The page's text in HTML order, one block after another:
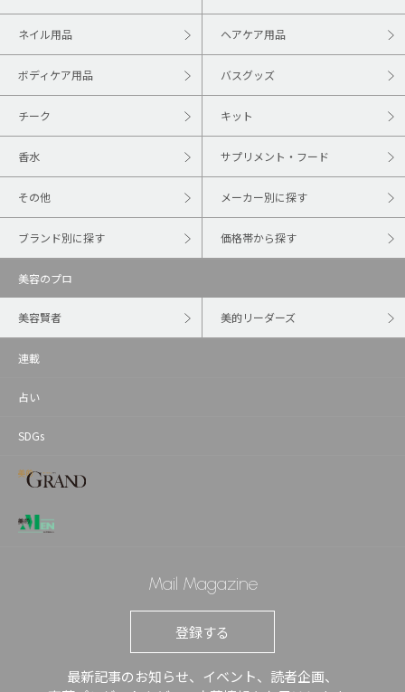
ネイル用品 ヘアケア用品
ボディケア用品 バスグッズ
チーク キット
香水 サプリメント・フード
その他 メーカー別に探す
ブランド別に探す 価格帯から探す
美容のプロ
美容賢者 美的リーダーズ
連載
占い
SDGs
Mail Magazine
登録する
最新記事のお知らせ、イベント、読者企画、